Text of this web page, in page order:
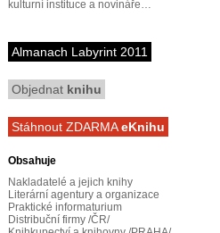
kulturní instituce a novináře…
Almanach Labyrint 2011
Objednat knihu
Stáhnout ZDARMAeKnihu
Obsahuje
Nakladatelé a jejich knihy
Literární agentury a organizace
Praktické informaturium
Distribuční firmy /ČR/